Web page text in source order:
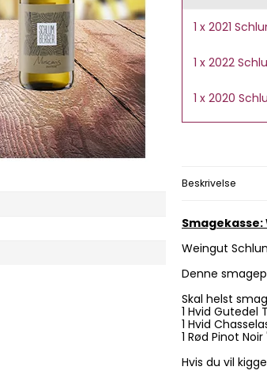
1 x 2021
1 x 2022
1 x 2020
Beskrivelse
Weingut
Denne
Skal helst
1 Hvid Gutedel
1 Hvid
1 Rød Pinot
Hvis du vil